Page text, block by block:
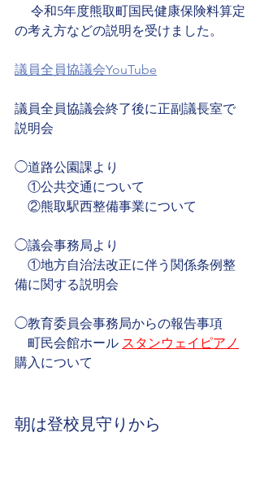
の考え方などの説明を受けました。
議員全員協議会YouTube
議員全員協議会終了後に正副議長室で
説明会
◯道路公園課より
①公共交通について
②熊取駅西整備事業について
◯議会事務局より
①地方自治法改正に伴う関係条例整
備に関する説明会
◯教育委員会事務局からの報告事項
    町民会館ホール
スタンウェイピアノ
購入について
朝は登校見守りから